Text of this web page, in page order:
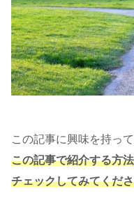
この記事に興味を持っ
この記事で紹介する方
チェックしてみてくだ